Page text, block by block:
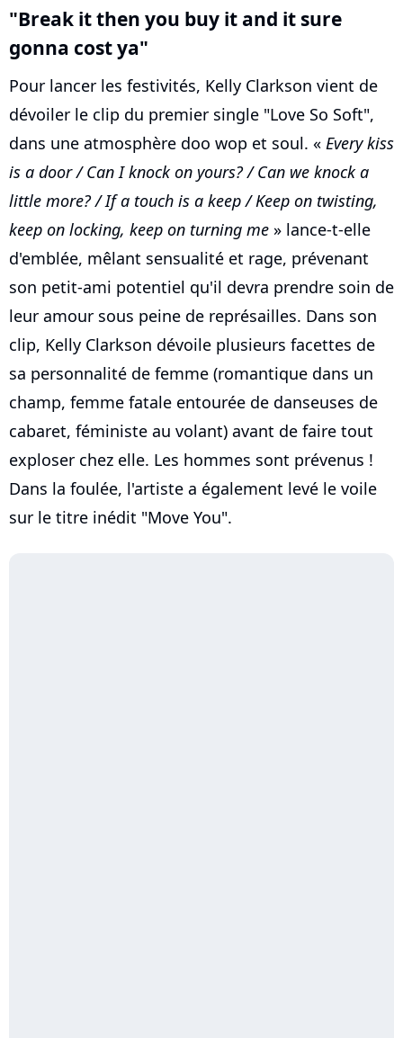
"Break it then you buy it and it sure
gonna cost ya"
Pour lancer les festivités, Kelly Clarkson vient de
dévoiler le clip du premier single "Love So Soft",
dans une atmosphère doo wop et soul. « Every kiss
is a door / Can I knock on yours? / Can we knock a
little more? / If a touch is a keep / Keep on twisting,
keep on locking, keep on turning me » lance-t-elle
d'emblée, mêlant sensualité et rage, prévenant
son petit-ami potentiel qu'il devra prendre soin de
leur amour sous peine de représailles. Dans son
clip, Kelly Clarkson dévoile plusieurs facettes de
sa personnalité de femme (romantique dans un
champ, femme fatale entourée de danseuses de
cabaret, féministe au volant) avant de faire tout
exploser chez elle. Les hommes sont prévenus !
Dans la foulée, l'artiste a également levé le voile
sur le titre inédit "Move You".